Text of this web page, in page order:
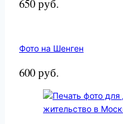
650 руб.
Фото на Шенген
600 руб.